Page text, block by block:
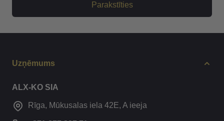
Parakstīties
Uzņēmums
ALX-KO SIA
Rīga, Mūkusalas iela 42E, A ieeja